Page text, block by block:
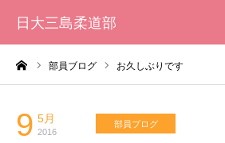
日大三島柔道部
部員ブログ お久しぶりです
9 5月
2016
部員ブログ
HOME
柔道部 紹介